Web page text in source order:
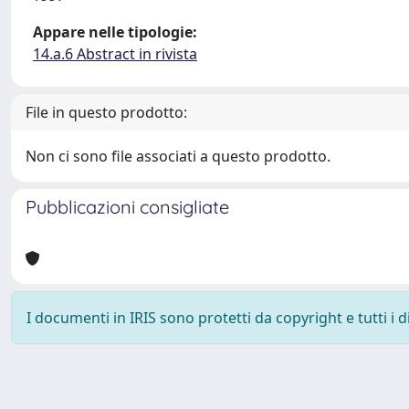
Appare nelle tipologie:
14.a.6 Abstract in rivista
File in questo prodotto:
Non ci sono file associati a questo prodotto.
Pubblicazioni consigliate
I documenti in IRIS sono protetti da copyright e tutti i